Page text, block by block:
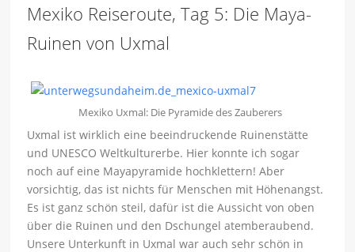
Mexiko Reiseroute, Tag 5: Die Maya-
Ruinen von Uxmal
Mexiko Uxmal: Die Pyramide des Zauberers
Uxmal ist wirklich eine beeindruckende Ruinenstätte
und UNESCO Weltkulturerbe. Hier konnte ich sogar
noch auf eine Mayapyramide hochklettern! Aber
vorsichtig, das ist nichts für Menschen mit Höhenangst.
Es ist ganz schön steil, dafür ist die Aussicht von oben
über die Ruinen und den Dschungel atemberaubend.
Unsere Unterkunft in Uxmal war auch sehr schön in